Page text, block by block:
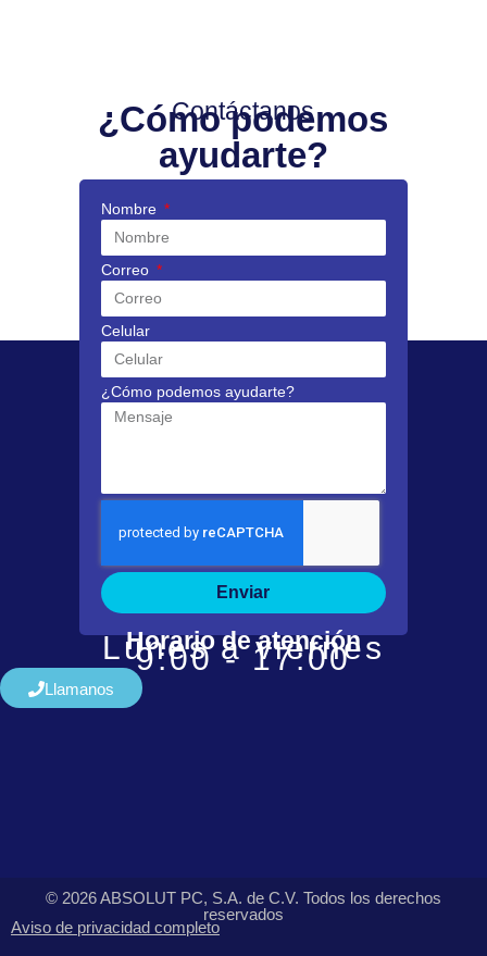
Contáctanos
¿Cómo podemos
ayudarte?
Nombre
Correo
Celular
¿Cómo podemos ayudarte?
Enviar
Horario de atención
Lunes a viernes
9:00 - 17:00
Llamanos
© 2026 ABSOLUT PC, S.A. de C.V. Todos los derechos
reservados
Aviso de privacidad completo